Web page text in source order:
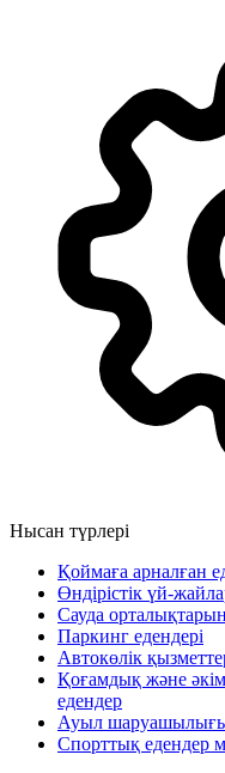
Нысан түрлері
Қоймаға арналған
Өндірістік үй-
Сауда
Паркинг едендері
Автокөлік
Қоғамдық және
едендер
Ауыл
Спорттық едендер